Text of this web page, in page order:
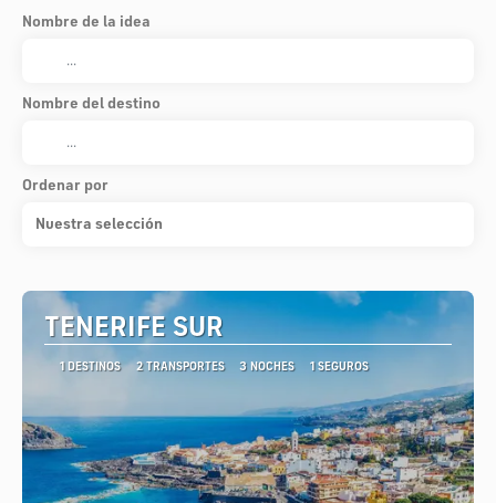
Nombre de la idea
Nombre del destino
Ordenar por
Nuestra selección
TENERIFE SUR
1 DESTINOS 2 TRANSPORTES 3 NOCHES 1 SEGUROS